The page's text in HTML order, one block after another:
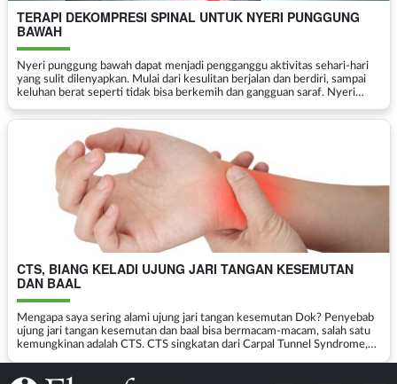
TERAPI DEKOMPRESI SPINAL UNTUK NYERI PUNGGUNG
BAWAH
Nyeri punggung bawah dapat menjadi pengganggu aktivitas sehari-hari
yang sulit dilenyapkan. Mulai dari kesulitan berjalan dan berdiri, sampai
keluhan berat seperti tidak bisa berkemih dan gangguan saraf. Nyeri
CTS, BIANG KELADI UJUNG JARI TANGAN KESEMUTAN
DAN BAAL
Mengapa saya sering alami ujung jari tangan kesemutan Dok? Penyebab
ujung jari tangan kesemutan dan baal bisa bermacam-macam, salah satu
kemungkinan adalah CTS. CTS singkatan dari Carpal Tunnel Syndrome,